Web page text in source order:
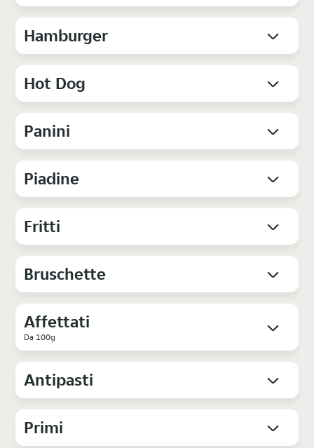
Hamburger
Hot Dog
Panini
Piadine
Fritti
Bruschette
Affettati
Da 100g
Antipasti
Primi